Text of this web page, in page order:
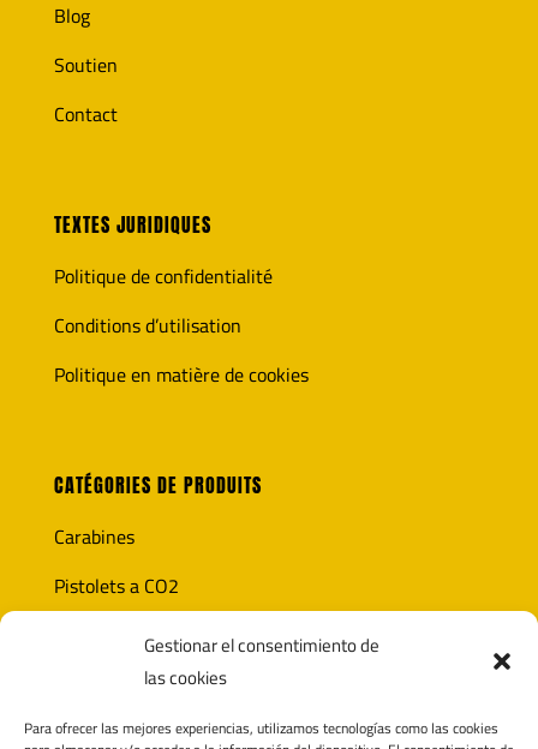
Gestionar el consentimiento de
las cookies
Para ofrecer las mejores experiencias, utilizamos tecnologías como las cookies
Blog
Soutien
Contact
TEXTES JURIDIQUES
Politique de confidentialité
Conditions d’utilisation
Politique en matière de cookies
CATÉGORIES DE PRODUITS
Carabines
Pistolets a CO2
Accesoires